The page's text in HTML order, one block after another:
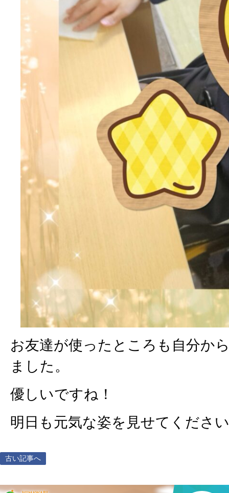
お友達が使ったところも自分か
ました。
優しいですね！
明日も元気な姿を見せてくださ
古い記事へ